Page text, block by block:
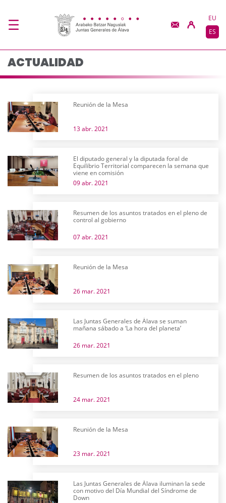
Actualidad - JJGG-
EU
ES
ACTUALIDAD
Reunión de la Mesa
13 abr. 2021
El diputado general y la diputada foral de
Equilibrio Territorial comparecen la semana que
viene en comisión
09 abr. 2021
Resumen de los asuntos tratados en el pleno de
control al gobierno
07 abr. 2021
Reunión de la Mesa
26 mar. 2021
Las Juntas Generales de Álava se suman
mañana sábado a ‘La hora del planeta’
26 mar. 2021
Resumen de los asuntos tratados en el pleno
24 mar. 2021
Reunión de la Mesa
23 mar. 2021
Las Juntas Generales de Álava iluminan la sede
con motivo del Día Mundial del Síndrome de
Down